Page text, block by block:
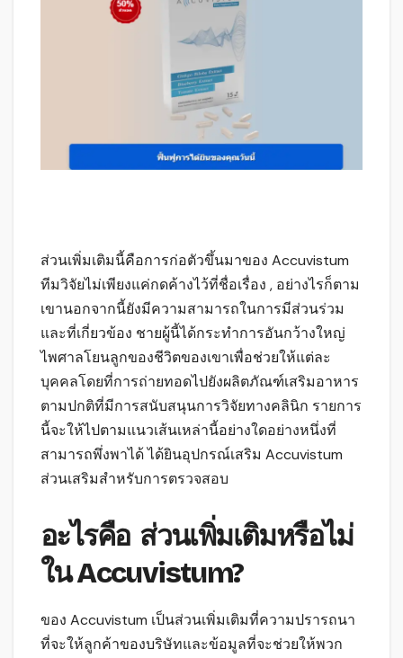
ส่วนเพิ่มเติมนี้คือการก่อตัวขึ้นมาของ Accuvistum
ทีมวิจัยไม่เพียงแค่กดค้างไว้ที่ชื่อเรื่อง , อย่างไรก็ตาม
เขานอกจากนี้ยังมีความสามารถในการมีส่วนร่วม
และที่เกี่ยวข้อง ชายผู้นี้ได้กระทำการอันกว้างใหญ่
ไพศาลโยนลูกของชีวิตของเขาเพื่อช่วยให้แต่ละ
บุคคลโดยที่การถ่ายทอดไปยังผลิตภัณฑ์เสริมอาหาร
ตามปกติที่มีการสนับสนุนการวิจัยทางคลินิก รายการ
นี้จะให้ไปตามแนวเส้นเหล่านี้อย่างใดอย่างหนึ่งที่
สามารถพึ่งพาได้ได้ยินอุปกรณ์เสริม Accuvistum
ส่วนเสริมสำหรับการตรวจสอบ
อะไรคือ ส่วนเพิ่มเติมหรือไม่
ในAccuvistum?
ของ Accuvistum เป็นส่วนเพิ่มเติมที่ความปรารถนา
ที่จะให้ลูกค้าของบริษัทและข้อมูลที่จะช่วยให้พวก